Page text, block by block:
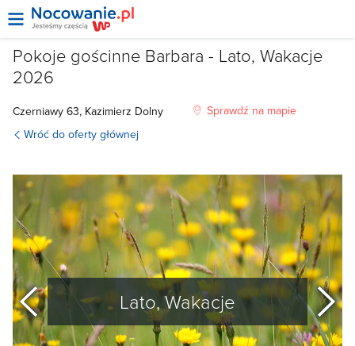
Pokoje gościnne Barbara - Lato, Wakacje
2026
Czerniawy 63, Kazimierz Dolny
Sprawdź na mapie
Wróć do oferty głównej
poprzedni
Lato, Wakacje